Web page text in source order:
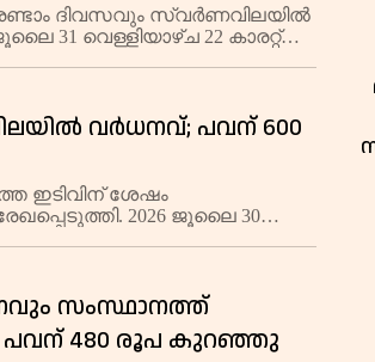
ദിവസവും സ്വർണവിലയിൽ
31 വെള്ളിയാഴ്ച 22 കാരറ്റ്
വർധനവ്; പവന് 600
ഇടിവിന് ശേഷം
2026 ജൂലൈ 30
സംസ്ഥാനത്ത്
പവന് 480 രൂപ കുറഞ്ഞു